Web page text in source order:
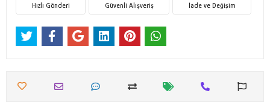
Hızlı Gönderi Güvenli Alışveriş İade ve Değişim